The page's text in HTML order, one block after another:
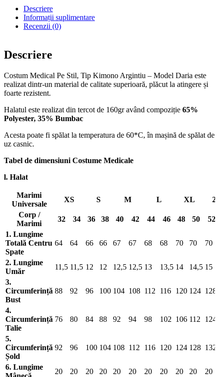
Descriere
Informații suplimentare
Recenzii (0)
Descriere
Costum Medical Pe Stil, Tip Kimono Argintiu – Model Daria este
realizat dintr-un material de calitate superioară, plăcut la atingere și
foarte rezistent.
Halatul este realizat din tercot de 160gr având compoziție 65%
Polyester, 35% Bumbac
Acesta poate fi spălat la temperatura de 60*C, în mașină de spălat de
uz casnic.
Tabel de dimensiuni Costume Medicale
l. Halat
Marimi
Universale
XS S M L XL
Corp /
Marimi
32 34 36 38 40 42 44 46 48 50
52
1. Lungime
Totală Centru
Spate
64 64 66 66 67 67 68 68 70 70 70
2. Lungime
Umăr
11,5 11,5 12 12 12,5 12,5 13 13,5 14 14,5 15
3.
Circumferință
Bust
88 92 96 100 104 108 112 116 120 124 128
4.
Circumferință
Talie
76 80 84 88 92 94 98 102 106 112 124
5.
Circumferință
Șold
92 96 100 104 108 112 116 120 124 128 132
6. Lungime
20 20 20 20 20 20 20 20 20 20 20